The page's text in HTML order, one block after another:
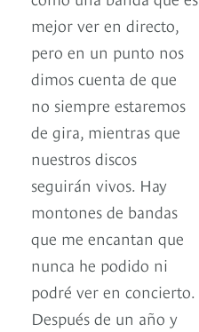
mejor ver en directo,
pero en un punto nos
dimos cuenta de que
no siempre estaremos
de gira, mientras que
nuestros discos
seguirán vivos. Hay
montones de bandas
que me encantan que
nunca he podido ni
podré ver en concierto.
Después de un año y